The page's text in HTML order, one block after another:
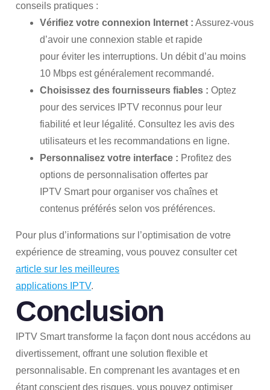
conseils pratiques :
Vérifiez votre connexion Internet : Assurez-vous
d’avoir une connexion stable et rapide
pour éviter les interruptions. Un débit d’au moins
10 Mbps est généralement recommandé.
Choisissez des fournisseurs fiables : Optez
pour des services IPTV reconnus pour leur
fiabilité et leur légalité. Consultez les avis des
utilisateurs et les recommandations en ligne.
Personnalisez votre interface : Profitez des
options de personnalisation offertes par
IPTV Smart pour organiser vos chaînes et
contenus préférés selon vos préférences.
Pour plus d’informations sur l’optimisation de votre
expérience de streaming, vous pouvez consulter cet
article sur les meilleures
applications IPTV.
Conclusion
IPTV Smart transforme la façon dont nous accédons au
divertissement, offrant une solution flexible et
personnalisable. En comprenant les avantages et en
étant conscient des risques, vous pouvez optimiser